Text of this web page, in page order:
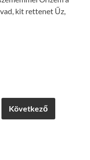
kit rettenet Űz,
Következő